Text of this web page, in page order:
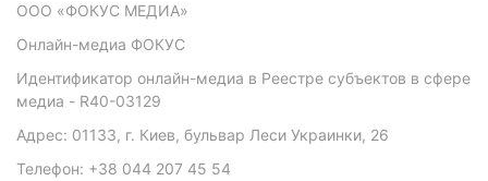
ООО «ФОКУС МЕДИА»
Онлайн-медиа ФОКУС
Идентификатор онлайн-медиа в Реестре субъектов в сфере
медиа - R40-03129
Адрес: 01133, г. Киев, бульвар Леси Украинки, 26
Телефон: +38 044 207 45 54